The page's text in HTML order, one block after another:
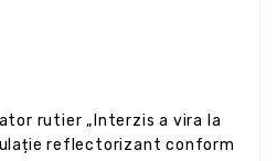
rutier „Interzis a vira la
reflectorizant conform